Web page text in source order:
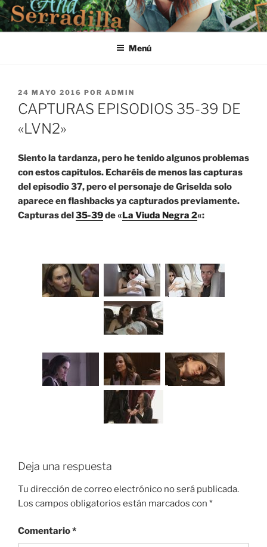
Saltar
al
contenido
Menú
PUBLICADO
EL
24 MAYO 2016 POR ADMIN
CAPTURAS EPISODIOS 35-39 DE
«LVN2»
Siento la tardanza, pero he tenido algunos problemas
con estos capítulos. Echaréis de menos las capturas
del episodio 37, pero el personaje de Griselda solo
aparece en flashbacks ya capturados previamente.
Capturas del35-39de «La Viuda Negra 2«:
Deja una respuesta
Tu dirección de correo electrónico no será publicada.
Los campos obligatorios están marcados con *
Comentario*